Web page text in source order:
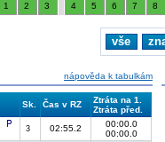
1 2 3 4 5 6 7 8
vše
nápověda k tabulkám
Sk. Čas v RZ
Ztráta na 1.
Ztráta před.
3 02:55.2
00:00.0
00:00.0